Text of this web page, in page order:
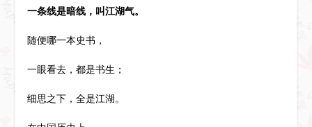
一条线是暗线，叫江湖气。
随便哪一本史书，
一眼看去，都是书生；
细思之下，全是江湖。